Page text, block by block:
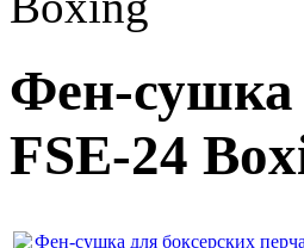
Фен-сушка
FSE-24